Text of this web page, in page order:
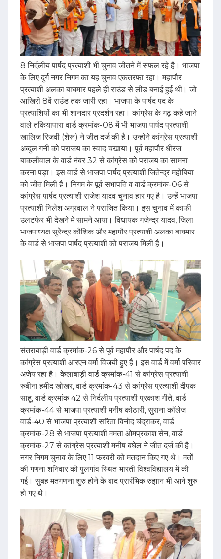
8 निर्दलीय पार्षद प्रत्याशी भी चुनाव जीतने में सफल रहे है। भाजपा
के लिए दुर्ग नगर निगम का यह चुनाव एकतरफा रहा। महापौर
प्रत्याशी अलका बाघमार पहले ही राउंड से लीड बनाई हुई थी। जो
आखिरी 8वें राउंड तक जारी रहा। भाजपा के पार्षद पद के
प्रत्याशियों का भी शानदार प्रदर्शन रहा। कांग्रेस के गढ़ कहे जाने
वाले तकियापारा वार्ड क्रमांक-08 में भी भाजपा पार्षद प्रत्याशी
खालिज रिजवी (शेरू) ने जीत दर्ज की है। उन्होने कांग्रेस प्रत्याशी
अब्दुल गनी को पराजय का स्वाद चखाया। पूर्व महापौर धीरज
बाकलीवाल के वार्ड नंबर 32 से कांग्रेस को पराजय का सामना
करना पड़ा। इस वार्ड से भाजपा पार्षद प्रत्याशी जितेन्द्र महोबिया
को जीत मिली है। निगम के पूर्व सभापति व वार्ड क्रमांक-06 से
कांग्रेस पार्षद प्रत्याशी राजेश यादव चुनाव हार गए है। उन्हें भाजपा
प्रत्याशी निलेश अग्रवाल ने पराजित किया। इस चुनाव में काफी
उलटफेर भी देखने में सामने आया। विधायक गजेन्द्र यादव, जिला
भाजपाध्यक्ष सुरेेन्द्र कौशिक और महापौर प्रत्याशी अलका बाघमार
के वार्ड से भाजपा पार्षद प्रत्याशी को पराजय मिली है।
संतराबाड़ी वार्ड क्रमांक-26 से पूर्व महापौर और पार्षद पद के
कांग्रेस प्रत्याशी आरएन वर्मा विजयी हुए है। इस वार्ड में वर्मा परिवार
अजेय रहा है। केलाबाड़ी वार्ड क्रमांक-41 से कांग्रेस प्रत्याशी
रुबीना हमीद खोखर, वार्ड क्रमांक-43 से कांग्रेस प्रत्याशी दीपक
साहू, वार्ड क्रमांक 42 से निर्दलीय प्रत्याशी प्रकाश गीते, वार्ड
क्रमांक-44 से भाजपा प्रत्याशी मनीष कोठारी, सुराना कॉलेज
वार्ड-40 से भाजपा प्रत्याशी सरिता विनोद चंद्राकर, वार्ड
क्रमांक-28 से भाजपा प्रत्याशी ममता ओमप्रकाश सेन, वार्ड
क्रमांक-27 से कांग्रेस प्रत्याशी मनीष बघेल ने जीत दर्ज की है।
नगर निगम चुनाव के लिए 11 फरवरी को मतदान किए गए थे। मतों
की गणना शनिवार को पुलगांव स्थित भारती विश्वविद्यालय में की
गई। सुबह मतगणना शुरु होने के बाद प्रारंभिक रुझान भी आने शुरु
हो गए थे।